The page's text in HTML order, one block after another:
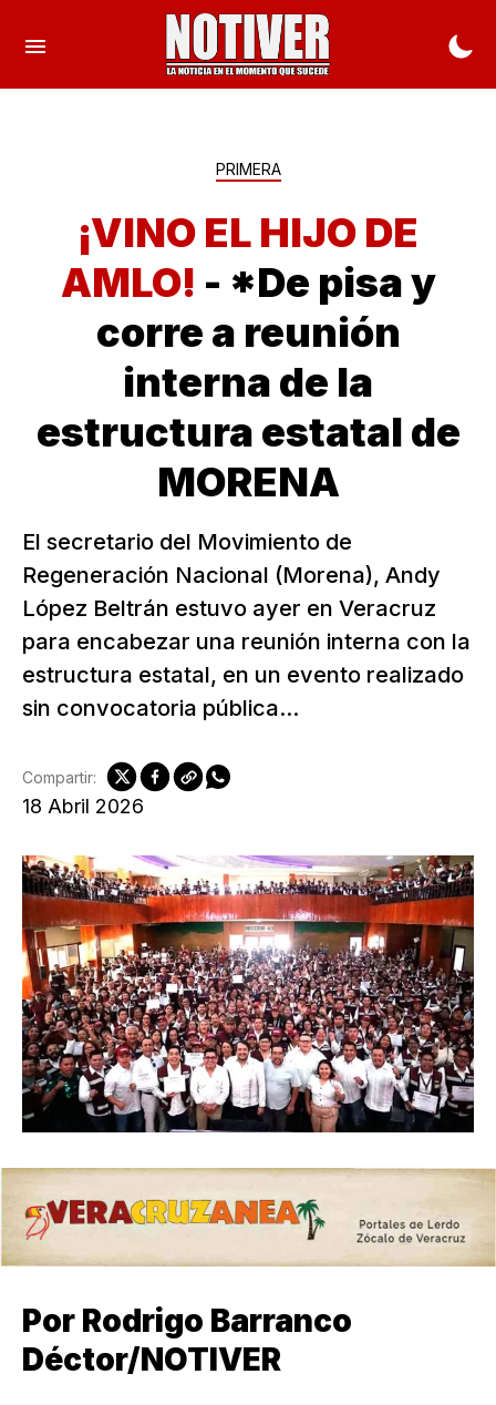
PRIMERA
¡VINO EL HIJO DE
AMLO! - *De pisa y
corre a reunión
interna de la
estructura estatal de
MORENA
El secretario del Movimiento de
Regeneración Nacional (Morena), Andy
López Beltrán estuvo ayer en Veracruz
para encabezar una reunión interna con la
estructura estatal, en un evento realizado
sin convocatoria pública...
18 Abril 2026
Compartir:
Por Rodrigo Barranco
Déctor/NOTIVER